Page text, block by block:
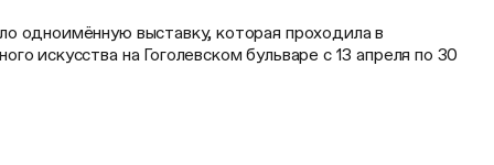
одноимённую выставку, которая проходила в
искусства на Гоголевском бульваре с 13 апреля по 30